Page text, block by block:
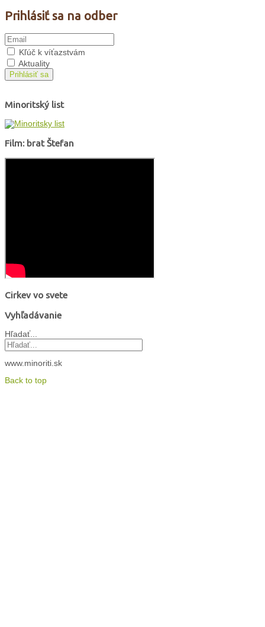
Prihlásiť sa na odber
Kľúč k víťazstvám
Aktuality
Prihlásiť sa
Minoritský list
Film: brat Štefan
Cirkev vo svete
Vyhľadávanie
Hľadať...
www.minoriti.sk
Back to top